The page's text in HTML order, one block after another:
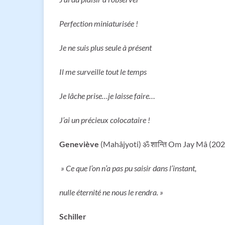
Perfection miniaturisée !
Je ne suis plus seule à présent
Il me surveille tout le temps
Je lâche prise…je laisse faire…
J’ai un précieux colocataire !
Geneviève (Mahâjyoti) ॐ शान्ति Om Jay Mâ
» Ce que l’on n’a pas pu saisir dans l’instant,
nulle éternité ne nous le rendra. »
Schiller